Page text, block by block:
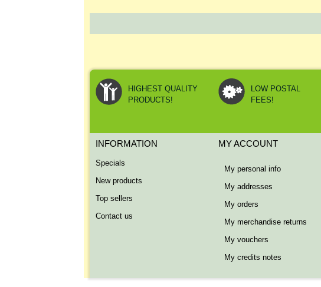
HIGHEST QUALITY
PRODUCTS!
LOW POSTAL
FEES!
INFORMATION
Specials
New products
Top sellers
Contact us
MY ACCOUNT
My personal info
My addresses
My orders
My merchandise returns
My vouchers
My credits notes